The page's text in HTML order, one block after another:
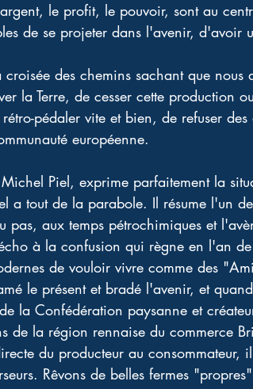
le profit, le pouvoir, sont au
de se projeter dans l'avenir, d'avoir
croisée des chemins sachant que
la Terre, de cesser cette production
pédaler vite et bien, de refuser
européenne.
Piel, exprime parfaitement la
a tout de la parabole. Il résume l'un
pas, aux temps pétrochimiques et
à la confusion qui règne en l'an
de vouloir vivre comme des
le présent et bradé l'avenir, et
la Confédération paysanne et
de la région rennaise du commerce
du producteur au
Rêvons de belles fermes